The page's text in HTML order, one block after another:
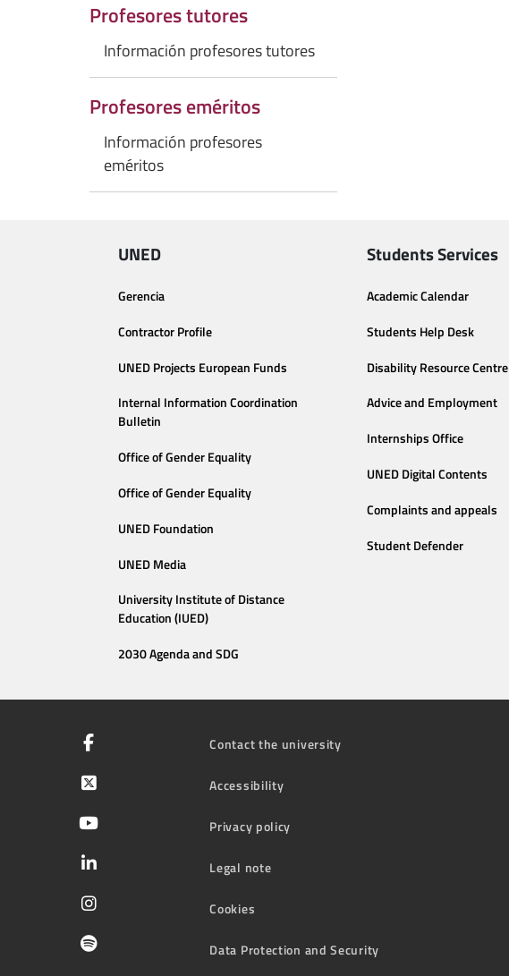
Profesores tutores
Información profesores tutores
Profesores eméritos
Información profesores
eméritos
UNED
Gerencia
Contractor Profile
UNED Projects European Funds
Internal Information Coordination
Bulletin
Office of Gender Equality
Office of Gender Equality
UNED Foundation
UNED Media
University Institute of Distance
Education (IUED)
2030 Agenda and SDG
Students Services
Academic Calendar
Students Help Desk
Disability Resource Centre
Advice and Employment
Internships Office
UNED Digital Contents
Complaints and appeals
Student Defender
Contact the university
Accessibility
Privacy policy
Legal note
Cookies
Data Protection and Security